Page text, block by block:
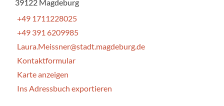
39122 Magdeburg
+49 1711228025
+49 391 6209985
Laura.Meissner@stadt.magdeburg.de
Kontaktformular
Karte anzeigen
Ins Adressbuch exportieren